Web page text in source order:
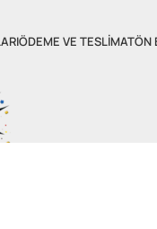
ÖDEME VE TESLIMATÖN